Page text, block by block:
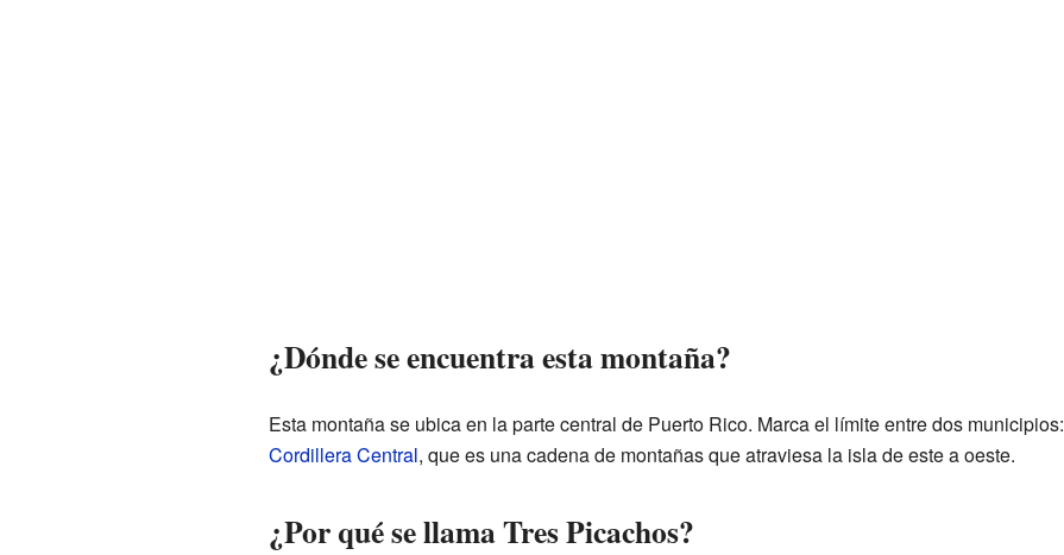
¿Dónde se encuentra esta montaña?
Esta montaña se ubica en la parte central de Puerto Rico. Marca el límite entre dos municipios:
Cordillera Central, que es una cadena de montañas que atraviesa la isla de este a oeste.
¿Por qué se llama Tres Picachos?